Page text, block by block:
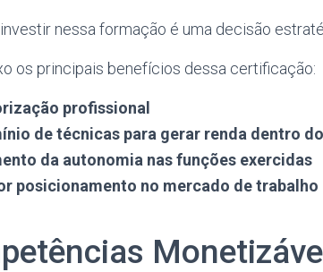
nessa formação é uma decisão
os principais benefícios dessa certificação:
profissional
de técnicas para gerar renda dentro
da autonomia nas funções exercidas
posicionamento no mercado de trabalho